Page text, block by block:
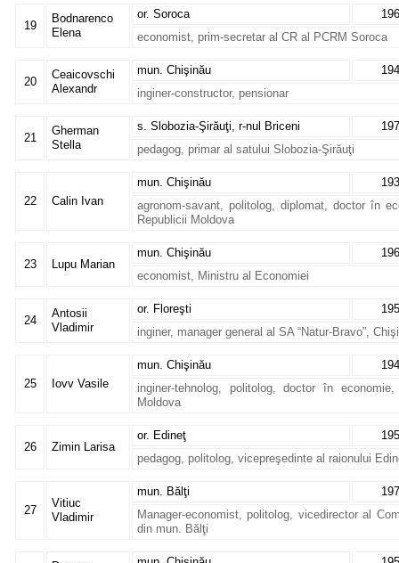
19
Bodnarenco
Elena
or. Soroca
economist, prim-secretar al CR al PCRM Soroca
20
Ceaicovschi
Alexandr
mun. Chişinău
inginer-constructor, pensionar
21
Gherman
Stella
s. Slobozia-Şirăuţi, r-nul Briceni
pedagog, primar al satului Slobozia-Şirăuţi
22 Calin Ivan
mun. Chişinău
agronom-savant, politolog, diplomat, doctor în
Republicii Moldova
23 Lupu Marian
mun. Chişinău
economist, Ministru al Economiei
24
Antosii
Vladimir
or. Floreşti
inginer, manager general al SA “Natur-Bravo”,
25 Iovv Vasile
mun. Chişinău
inginer-tehnolog, politolog, doctor în
Moldova
26 Zimin Larisa
or. Edineţ
pedagog, politolog, vicepreşedinte al raionului
27
Vitiuc
Vladimir
mun. Bălţi
Manager-economist, politolog, vicedirector al
din mun. Bălţi